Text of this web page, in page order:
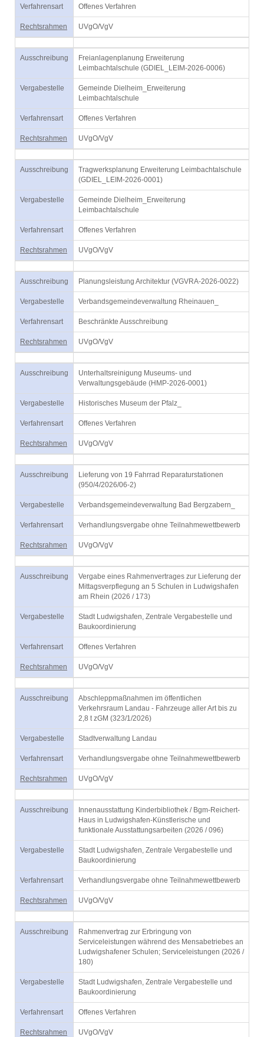
Verfahrensart Offenes Verfahren
Rechtsrahmen UVgO/VgV
Ausschreibung
Freianlagenplanung Erweiterung
Leimbachtalschule (GDIEL_LEIM-2026-0006)
Vergabestelle
Gemeinde Dielheim_Erweiterung
Leimbachtalschule
Verfahrensart Offenes Verfahren
Rechtsrahmen UVgO/VgV
Ausschreibung
Tragwerksplanung Erweiterung Leimbachtalschule
(GDIEL_LEIM-2026-0001)
Vergabestelle
Gemeinde Dielheim_Erweiterung
Leimbachtalschule
Verfahrensart Offenes Verfahren
Rechtsrahmen UVgO/VgV
Ausschreibung Planungsleistung Architektur (VGVRA-2026-0022)
Vergabestelle Verbandsgemeindeverwaltung Rheinauen_
Verfahrensart Beschränkte Ausschreibung
Rechtsrahmen UVgO/VgV
Ausschreibung
Unterhaltsreinigung Museums- und
Verwaltungsgebäude (HMP-2026-0001)
Vergabestelle Historisches Museum der Pfalz_
Verfahrensart Offenes Verfahren
Rechtsrahmen UVgO/VgV
Ausschreibung
Lieferung von 19 Fahrrad Reparaturstationen
(950/4/2026/06-2)
Vergabestelle Verbandsgemeindeverwaltung Bad Bergzabern_
Verfahrensart Verhandlungsvergabe ohne Teilnahmewettbewerb
Rechtsrahmen UVgO/VgV
Ausschreibung
Vergabe eines Rahmenvertrages zur Lieferung der
Mittagsverpflegung an 5 Schulen in Ludwigshafen
am Rhein (2026 / 173)
Vergabestelle
Stadt Ludwigshafen, Zentrale Vergabestelle und
Baukoordinierung
Verfahrensart Offenes Verfahren
Rechtsrahmen UVgO/VgV
Ausschreibung
Abschleppmaßnahmen im öffentlichen
Verkehrsraum Landau - Fahrzeuge aller Art bis zu
2,8 t zGM (323/1/2026)
Vergabestelle Stadtverwaltung Landau
Verfahrensart Verhandlungsvergabe ohne Teilnahmewettbewerb
Rechtsrahmen UVgO/VgV
Ausschreibung
Innenausstattung Kinderbibliothek / Bgm-Reichert-
Haus in Ludwigshafen-Künstlerische und
funktionale Ausstattungsarbeiten (2026 / 096)
Vergabestelle
Stadt Ludwigshafen, Zentrale Vergabestelle und
Baukoordinierung
Verfahrensart Verhandlungsvergabe ohne Teilnahmewettbewerb
Rechtsrahmen UVgO/VgV
Ausschreibung
Rahmenvertrag zur Erbringung von
Serviceleistungen während des Mensabetriebes an
Ludwigshafener Schulen; Serviceleistungen (2026 /
180)
Vergabestelle
Stadt Ludwigshafen, Zentrale Vergabestelle und
Baukoordinierung
Verfahrensart Offenes Verfahren
Rechtsrahmen UVgO/VgV